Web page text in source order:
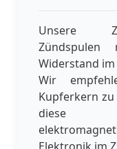
Unsere
Widerstand
Wir
Kupferkern
diese